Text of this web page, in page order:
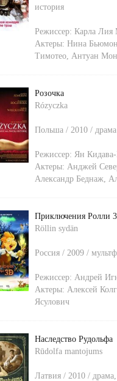
история
Режиссер: Карла Лия
Актеры: Нина Бьюмон
Тимотео, Антуан
Розочка
Rózyczka
Польша / 2010 / драма
Режиссер: Ян
Актеры: Анджей
Александр Беднаж,
Приключения Ролли
Röllin sydän
Россия / 2009 /
Режиссер: Андрей
Актеры: Алексей
Ясулович
Наследство Рудольфа
Rūdolfa mantojums
Латвия / 2010 /